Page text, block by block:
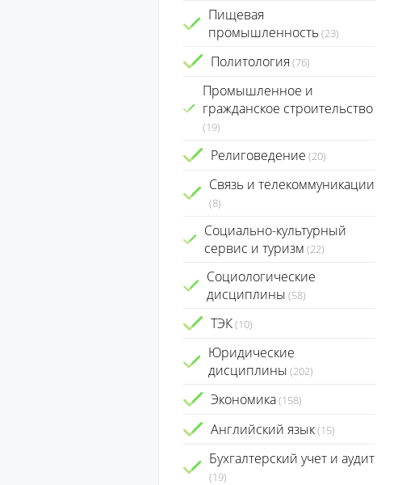
Пищевая
промышленность(23)
Политология (76)
Промышленное и
гражданское строительство
(19)
Религоведение (20)
Связь и телекоммуникации
(8)
Социально-культурный
сервис и туризм (22)
Социологические
дисциплины (58)
ТЭК(10)
Юридические
дисциплины (202)
Экономика(158)
Английский язык(15)
Бухгалтерский учет и аудит
(19)